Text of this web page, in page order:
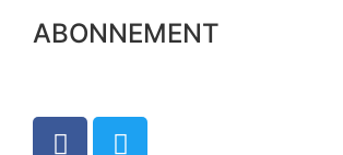
ABONNEMENT